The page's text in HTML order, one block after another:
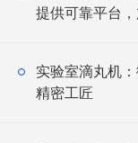
提供可靠平台
实验室滴丸机
精密工匠